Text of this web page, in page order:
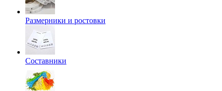
Размерники и ростовки
Составники